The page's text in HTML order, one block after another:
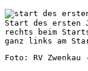
Start des ersten
rechts beim
ganz links am
Foto: RV